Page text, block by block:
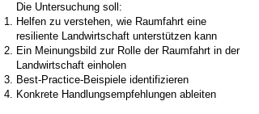
Die Untersuchung soll:
Helfen zu verstehen, wie Raumfahrt eine
resiliente Landwirtschaft unterstützen kann
Ein Meinungsbild zur Rolle der Raumfahrt in der
Landwirtschaft einholen
Best-Practice-Beispiele identifizieren
Konkrete Handlungsempfehlungen ableiten